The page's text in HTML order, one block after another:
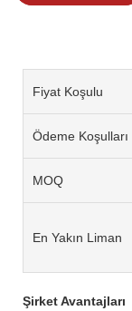
Fiyat Koşulu
Ödeme Koşulları
MOQ
En Yakın Liman
Şirket Avantajları